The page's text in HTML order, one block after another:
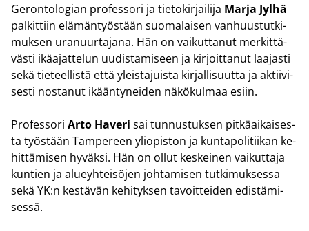
Ge­ron­to­lo­gian pro­fes­so­ri ja tie­to­kir­jai­li­ja Marja Jylhä
pal­kit­tiin elä­män­työs­tään suo­ma­lai­sen van­huus­tut­ki­
muk­sen ura­nuur­ta­ja­na. Hän on vai­kut­ta­nut mer­kit­tä­
väs­ti ikä­ajat­te­lun uu­dis­ta­mi­seen ja kir­joit­ta­nut laa­jas­ti
sekä tie­teel­lis­tä että yleis­ta­juis­ta kir­jal­li­suut­ta ja ak­tii­vi­
ses­ti nos­ta­nut ikään­ty­nei­den nä­kö­kul­maa esiin.
Pro­fes­so­ri Arto Ha­ve­ri sai tun­nus­tuk­sen pit­kä­ai­kai­ses­
ta työs­tään Tam­pe­reen yli­opis­ton ja kun­ta­po­li­tii­kan ke­
hit­tä­mi­sen hy­väk­si. Hän on ollut kes­kei­nen vai­kut­ta­ja
kun­tien ja alueyh­tei­sö­jen joh­ta­mi­sen tut­ki­muk­ses­sa
sekä YK:n kes­tä­vän ke­hi­tyk­sen ta­voit­tei­den edis­tä­mi­
ses­sä.